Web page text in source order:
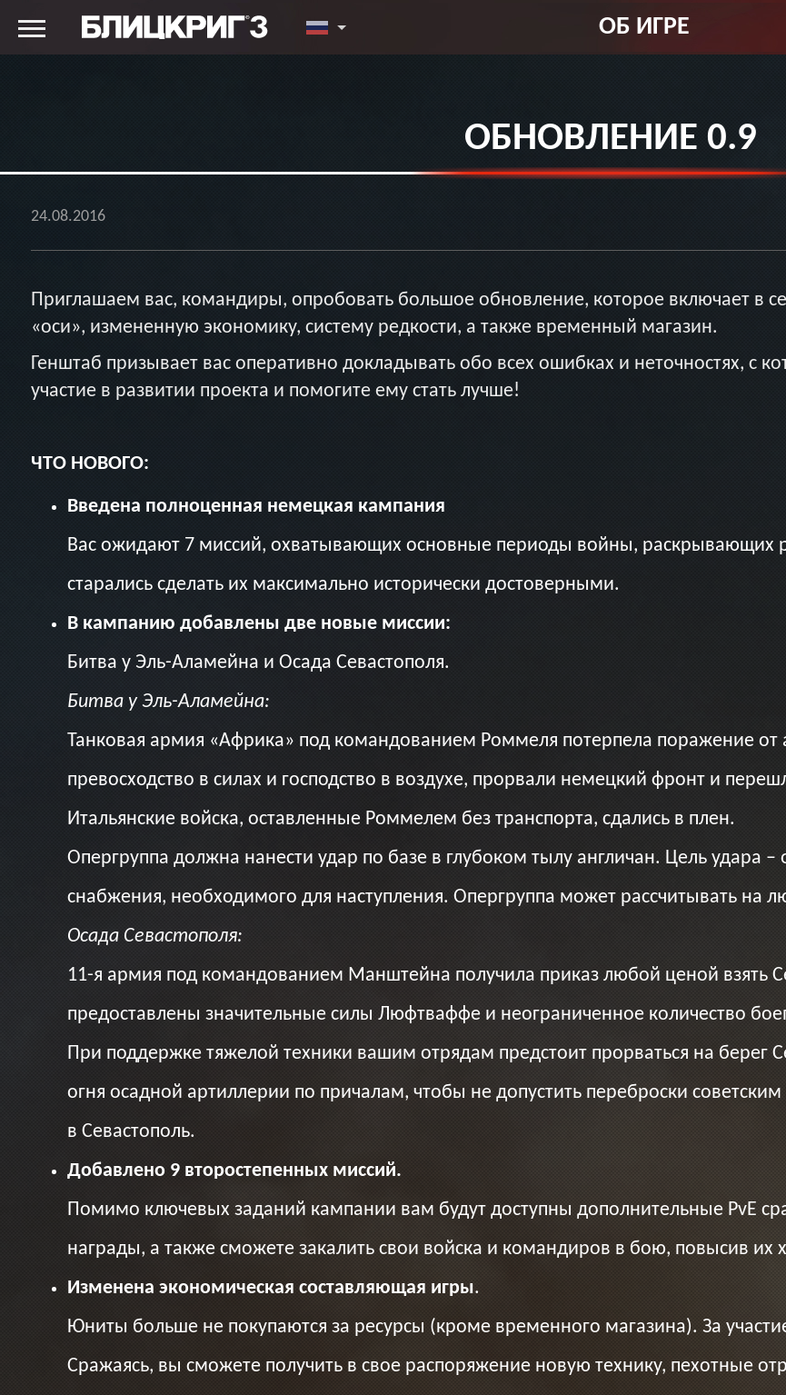
ОБ ИГРЕ
ОБНОВЛЕНИЕ 0.9
24.08.2016
Приглашаем вас, командиры, опробовать большое обновление, которое включает в
«оси», измененную экономику, систему редкости, а также временный магазин.
Генштаб призывает вас оперативно докладывать обо всех ошибках и неточностях, с
участие в развитии проекта и помогите ему стать лучше!
ЧТО НОВОГО:
Введена полноценная немецкая кампания
Вас ожидают 7 миссий, охватывающих основные периоды войны, раскрывающих
старались сделать их максимально исторически достоверными.
В кампанию добавлены две новые миссии:
Битва у Эль-Аламейна и Осада Севастополя.
Битва у Эль-Аламейна:
Танковая армия «Африка» под командованием Роммеля потерпела поражение от
превосходство в силах и господство в воздухе, прорвали немецкий фронт и
Итальянские войска, оставленные Роммелем без транспорта, сдались в плен.
Опергруппа должна нанести удар по базе в глубоком тылу англичан. Цель удара
снабжения, необходимого для наступления. Опергруппа может рассчитывать на
Осада Севастополя:
11-я армия под командованием Манштейна получила приказ любой ценой взять
предоставлены значительные силы Люфтваффе и неограниченное количество
При поддержке тяжелой техники вашим отрядам предстоит прорваться на берег
огня осадной артиллерии по причалам, чтобы не допустить переброски
в Севастополь.
Добавлено 9 второстепенных миссий.
Помимо ключевых заданий кампании вам будут доступны дополнительные PvE
награды, а также сможете закалить свои войска и командиров в бою, повысив их
Изменена экономическая составляющая игры.
Юниты больше не покупаются за ресурсы (кроме временного магазина). За
Сражаясь, вы сможете получить в свое распоряжение новую технику, пехотные